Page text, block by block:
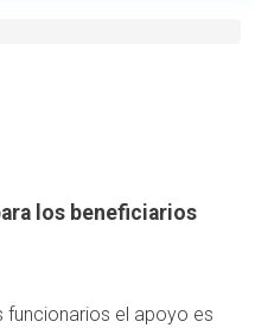
los beneficiarios
funcionarios el apoyo es